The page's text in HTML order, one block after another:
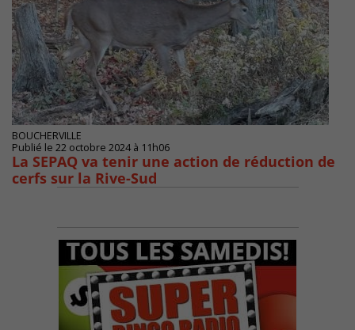
BOUCHERVILLE
Publié le 22 octobre 2024 à 11h06
La SEPAQ va tenir une action de réduction de
cerfs sur la Rive-Sud